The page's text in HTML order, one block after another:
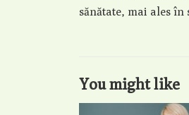
sănătate, mai ales în
You might like